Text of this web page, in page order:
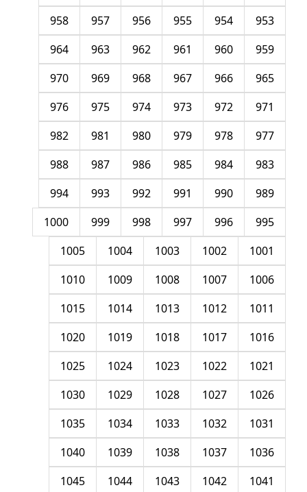
953
954
955
956
957
958
959
960
961
962
963
964
965
966
967
968
969
970
971
972
973
974
975
976
977
978
979
980
981
982
983
984
985
986
987
988
989
990
991
992
993
994
995
996
997
998
999
1000
1001
1002
1003
1004
1005
1006
1007
1008
1009
1010
1011
1012
1013
1014
1015
1016
1017
1018
1019
1020
1021
1022
1023
1024
1025
1026
1027
1028
1029
1030
1031
1032
1033
1034
1035
1036
1037
1038
1039
1040
1041
1042
1043
1044
1045